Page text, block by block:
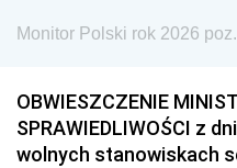
Monitor Polski rok 2026
OBWIESZCZENIE
SPRAWIEDLIWOŚCI z
wolnych stanowiskach